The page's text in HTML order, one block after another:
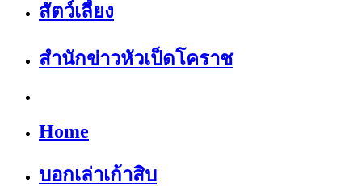
สัตว์เลี้ยง
สำนักข่าวหัวเป็ดโคราช
Home
บอกเล่าเก้าสิบ